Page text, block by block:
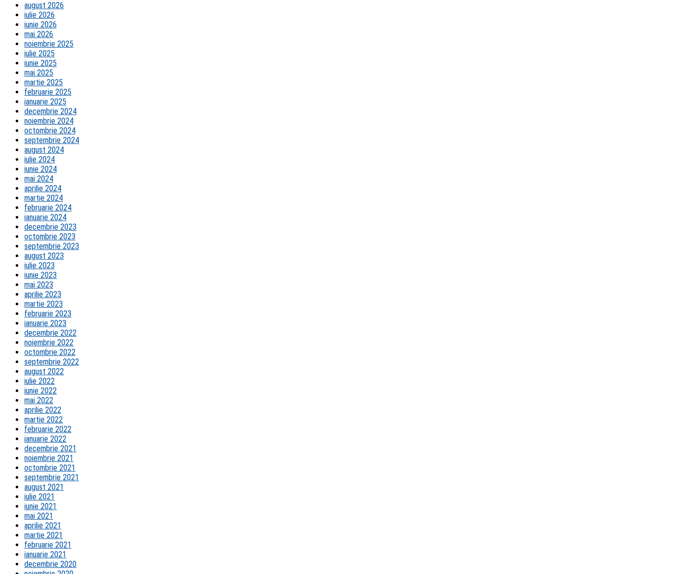
august 2026
iulie 2026
iunie 2026
mai 2026
noiembrie 2025
iulie 2025
iunie 2025
mai 2025
martie 2025
februarie 2025
ianuarie 2025
decembrie 2024
noiembrie 2024
octombrie 2024
septembrie 2024
august 2024
iulie 2024
iunie 2024
mai 2024
aprilie 2024
martie 2024
februarie 2024
ianuarie 2024
decembrie 2023
octombrie 2023
septembrie 2023
august 2023
iulie 2023
iunie 2023
mai 2023
aprilie 2023
martie 2023
februarie 2023
ianuarie 2023
decembrie 2022
noiembrie 2022
octombrie 2022
septembrie 2022
august 2022
iulie 2022
iunie 2022
mai 2022
aprilie 2022
martie 2022
februarie 2022
ianuarie 2022
decembrie 2021
noiembrie 2021
octombrie 2021
septembrie 2021
august 2021
iulie 2021
iunie 2021
mai 2021
aprilie 2021
martie 2021
februarie 2021
ianuarie 2021
decembrie 2020